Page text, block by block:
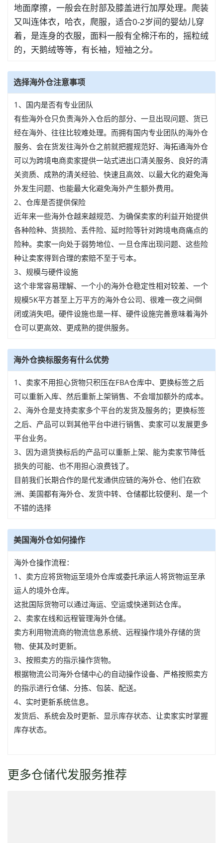
地面摩擦，一般会在肘部及膝盖进行加厚处理。爬装
又叫连体衣，哈衣，爬服，适合0-2岁间的婴幼儿穿
着，是连身的衣服，面料一般有全棉汗布的，摇粒绒
的，天鹅绒等等，有长袖，短袖之分。
选择海外仓注意事项
1、国内是否有专业团队
有些海外仓只负责海外入仓后的部分、一旦出现问题、货已
经在海外、往往比较难处理。而拥有国内专业团队的海外仓
服务、会在货发往海外仓之前就把握规范好、海拓通海外仓
可以为跨境电商卖家提供一站式进出口清关服务、良好的清
关资质、成熟的清关经验、快速且高效、以最大化的避免海
外发生问题、也能最大化避免海外产生额外费用。
2、仓库是否提供保险
近年来一些海外仓越来越规范、为确保卖家的利益开始提供
各种险种、货损险、丢件险、延时险等针对跨境电商痛点的
险种。卖家一向处于弱势地位、一旦仓库出现问题、这些险
种让卖家得到合理的索赔不至于亏本。
3、规模与硬件设施
这个非常容易理解、一个小的海外仓稳定性相对较差、一个
规模5K平方甚至上万平方的海外仓公司、很难一夜之间倒
闭或消失吧。硬件设施也是一样、硬件设施完善意味着海外
仓可以更高效、更成熟的提供服务。
海外仓换标服务有什么优势
1、卖家不用担心货物只积压在FBA仓库中、更换标签之后
可以重新入库、然后重新上架销售、不会增加额外的成本。
2、海外仓是支持卖家多个平台的发货及服务的；更换标签
之后、产品可以到其他平台中进行销售、卖家可以发展更多
平台业务。
3、因为退货换标后的产品可以重新上架、能为卖家节降低
损失的可能、也不用担心浪费钱了。
目前我们长期合作的是代发通供应链的海外仓、他们在欧
洲、美国都有海外仓、发货中转、仓储都比较便利、是一个
不错的选择
美国海外仓如何操作
海外仓操作流程：
1、卖方应将货物运至境外仓库或委托承运人将货物运至承
运人的境外仓库。
这批国际货物可以通过海运、空运或快递到达仓库。
2、卖家在线和远程管理海外仓储。
卖方利用物流商的物流信息系统、远程操作境外存储的货
物、使其及时更新。
3、按照卖方的指示操作货物。
根据物流公司海外仓储中心的自动操作设备、严格按照卖方
的指示进行仓储、分拣、包装、配送。
4、实时更新系统信息。
发货后、系统会及时更新、显示库存状态、让卖家实时掌握
库存状态。
更多仓储代发服务推荐